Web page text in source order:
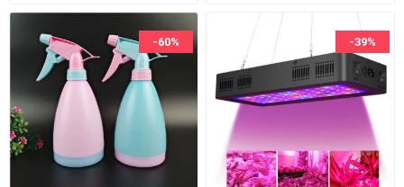
-60% -39%